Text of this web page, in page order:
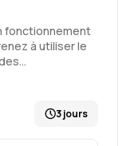
fonctionnement
à utiliser le
3 jours